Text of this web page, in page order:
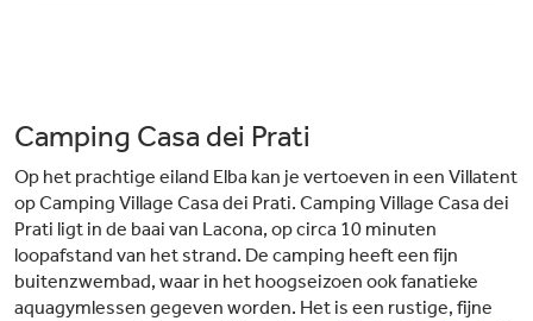
Camping Casa dei Prati
Op het prachtige eiland Elba kan je vertoeven in een Villatent
op Camping Village Casa dei Prati. Camping Village Casa dei
Prati ligt in de baai van Lacona, op circa 10 minuten
loopafstand van het strand. De camping heeft een fijn
buitenzwembad, waar in het hoogseizoen ook fanatieke
aquagymlessen gegeven worden. Het is een rustige, fijne